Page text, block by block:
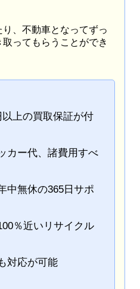
、不動車となってずっ
ってもらうことができ
上の買取保証が付
カー代、諸費用すべ
中無休の365日サポ
％近いリサイクル
対応が可能